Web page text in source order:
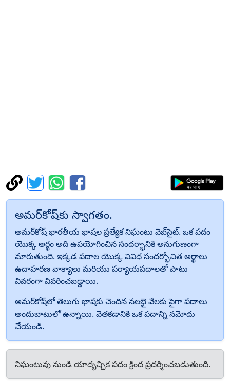
అమర్‌కోష్‌కు స్వాగతం.
అమర్‌కోష్ భారతీయ భాషల ప్రత్యేక నిఘంటు వెబ్‌సైట్. ఒక పదం
యొక్క అర్థం అది ఉపయోగించిన సందర్భానికి అనుగుణంగా
మారుతుంది. ఇక్కడ పదాల యొక్క వివిధ సందర్భోచిత అర్థాలు
ఉదాహరణ వాక్యాలు మరియు పర్యాయపదాలతో పాటు
వివరంగా వివరించబడ్డాయి.
అమర్‌కోష్‌లో తెలుగు భాషకు చెందిన నలభై వేలకు పైగా పదాలు
అందుబాటులో ఉన్నాయి. వెతకడానికి ఒక పదాన్ని నమోదు
చేయండి.
నిఘంటువు నుండి యాదృచ్ఛిక పదం క్రింద ప్రదర్శించబడుతుంది.